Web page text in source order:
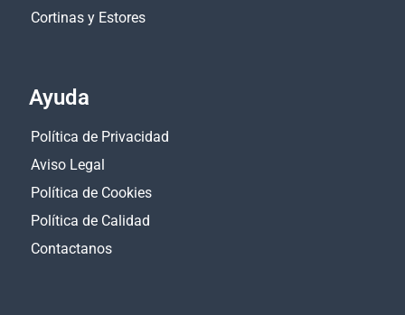
Cortinas y Estores
Ayuda
Política de Privacidad
Aviso Legal
Política de Cookies
Política de Calidad
Contactanos